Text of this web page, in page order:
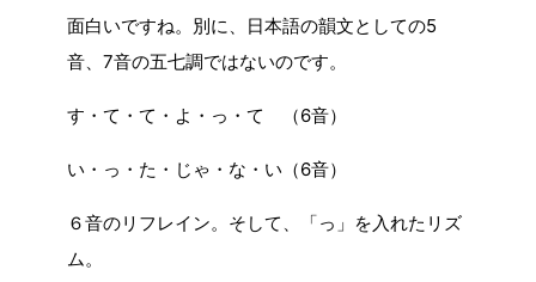
面白いですね。別に、日本語の韻文としての5
音、7音の五七調ではないのです。
す・て・て・よ・っ・て （6音）
い・っ・た・じゃ・な・い（6音）
６音のリフレイン。そして、「っ」を入れたリズ
ム。